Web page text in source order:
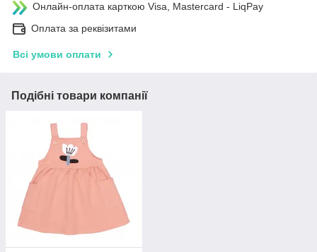
Онлайн-оплата карткою Visa, Mastercard - LiqPay
Оплата за реквізитами
Всі умови оплати
Подібні товари компанії